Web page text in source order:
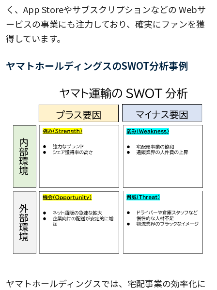
く、App Storeやサブスクリプションなどの Webサ
ービスの事業にも注力しており、確実にファンを獲
得しています。
ヤマトホールディングスのSWOT分析事例
ヤマトホールディングスでは、宅配事業の効率化に